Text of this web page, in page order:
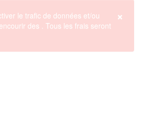
×
le trafic de données et/ou
des . Tous les frais seront